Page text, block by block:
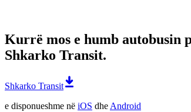
Kurrë mos e humb autobusin
Shkarko Transit.
Shkarko Transit
e disponueshme në iOS dhe Android